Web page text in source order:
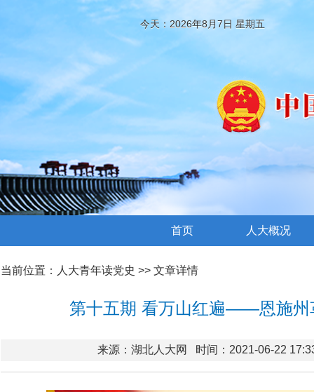
今天：2026年8月7日 星期五
首页 人大概况
当前位置： 人大青年读党史 >> 文章详情
第十五期 看万山红遍——恩施州
来源：湖北人大网 时间：2021-06-22